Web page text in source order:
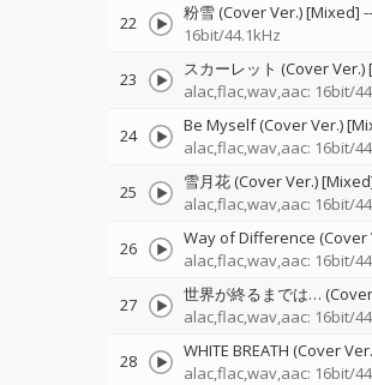
22 粉雪 (Cover Ver.) [Mixed] --
16bit/44.1kHz
23 スカーレット (Cover Ver.)
alac,flac,wav,aac: 16bit/
24 Be Myself (Cover Ver.)
alac,flac,wav,aac: 16bit/
25 雪月花 (Cover Ver.)
alac,flac,wav,aac: 16bit/
26 Way of Difference (Cover
alac,flac,wav,aac: 16bit/
27 世界が終るまでは…
alac,flac,wav,aac: 16bit/
28 WHITE BREATH (Cover
alac,flac,wav,aac: 16bit/